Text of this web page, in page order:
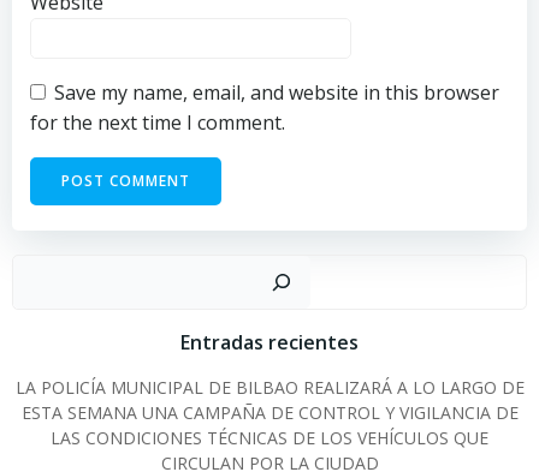
Save my name, email, and website in this browser
for the next time I comment.
Entradas recientes
LA POLICÍA MUNICIPAL DE BILBAO REALIZARÁ A LO LARGO DE
ESTA SEMANA UNA CAMPAÑA DE CONTROL Y VIGILANCIA DE
LAS CONDICIONES TÉCNICAS DE LOS VEHÍCULOS QUE
CIRCULAN POR LA CIUDAD